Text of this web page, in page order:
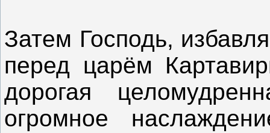
Затем Господь,
перед царём
дорогая
огромное